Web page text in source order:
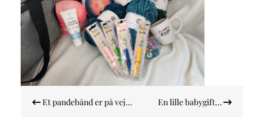
Et pandebånd er på vej… En lille babygift…